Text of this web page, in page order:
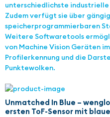
unterschiedlichste industrielle
Zudem verfügt sie über
speicherprogrammierbaren
Weitere Softwaretools
von Machine Vision Geräten
Profilerkennung und die
Punktewolken.
Unmatched In Blue –
ersten ToF-Sensor mit